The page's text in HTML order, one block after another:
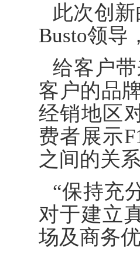
此次创
Busto领导
给客户
客户的品
经销地区
费者展示
之间的关系
“保持充
对于建立
场及商务